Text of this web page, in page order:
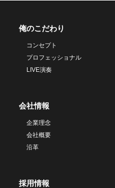
俺のこだわり
コンセプト
プロフェッショナル
LIVE演奏
会社情報
企業理念
会社概要
沿革
採用情報